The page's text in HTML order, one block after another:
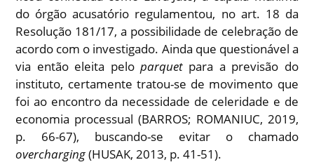
do órgão acusatório regulamentou, no art. 18 da
Resolução 181/17, a possibilidade de celebração de
acordo com o investigado. Ainda que questionável a
via então eleita pelo parquet para a previsão do
instituto, certamente tratou-se de movimento que
foi ao encontro da necessidade de celeridade e de
economia processual (BARROS; ROMANIUC, 2019,
p. 66-67), buscando-se evitar o chamado
overcharging(HUSAK, 2013, p. 41-51).